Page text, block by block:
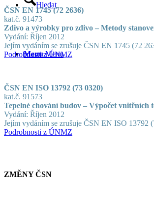
Hledat
Menu Menu
ČSN EN 1745 (72 2636)
kat.č. 91473
Zdivo a výrobky pro zdivo – Metody
Vydání: Říjen 2012
Jejím vydáním se zrušuje ČSN EN 1745 (72
Podrobnosti z ÚNMZ
ČSN EN ISO 13792 (73 0320)
kat.č. 91573
Tepelné chování budov – Výpočet vnitřních
Vydání: Říjen 2012
Jejím vydáním se zrušuje ČSN EN ISO 13792
Podrobnosti z ÚNMZ
ZMĚNY ČSN